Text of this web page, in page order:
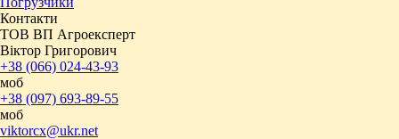
Контакти
ТОВ ВП Агроексперт
Віктор Григорович
+38 (066) 024-43-93
моб
+38 (097) 693-89-55
моб
viktorcx@ukr.net